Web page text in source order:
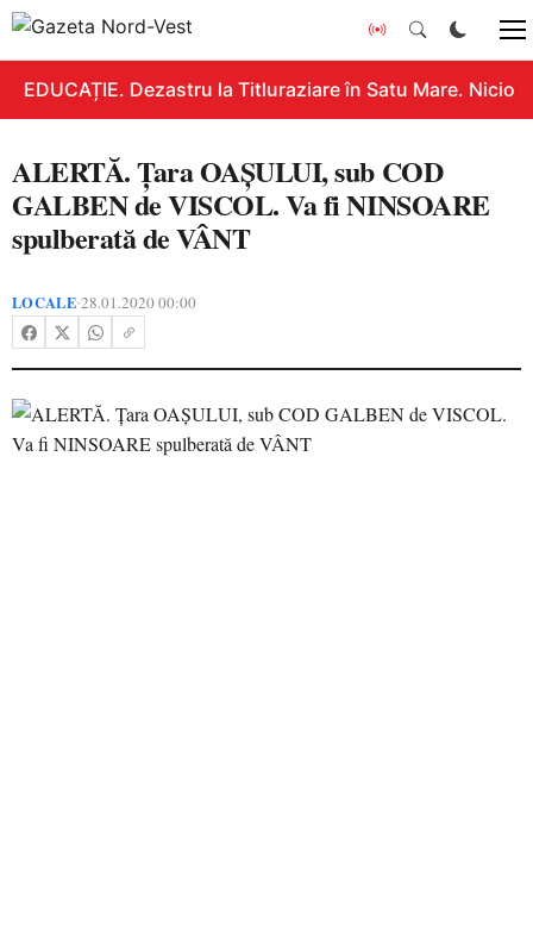
EDUCAȚIE. Dezastru la Titluraziare în Satu Mare. Nicio
ALERTĂ. Țara OAȘULUI, sub COD
GALBEN de VISCOL. Va fi NINSOARE
spulberată de VÂNT
LOCALE•28.01.2020 00:00